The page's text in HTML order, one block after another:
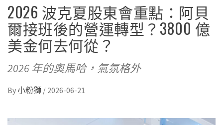
2026 波克夏股東會重點：阿貝
爾接班後的營運轉型？3800 億
美金何去何從？
2026 年的奧馬哈，氣氛格外
By小粉獅 / 2026-06-21